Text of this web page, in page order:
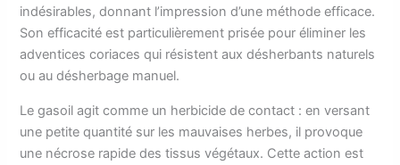
indésirables, donnant l’impression d’une méthode efficace.
Son efficacité est particulièrement prisée pour éliminer les
adventices coriaces qui résistent aux désherbants naturels
ou au désherbage manuel.
Le gasoil agit comme un herbicide de contact : en versant
une petite quantité sur les mauvaises herbes, il provoque
une nécrose rapide des tissus végétaux. Cette action est